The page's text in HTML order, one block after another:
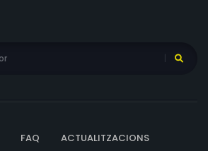
FAQ
ACTUALITZACIONS